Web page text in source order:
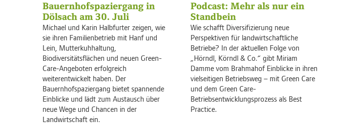
Bauernhofspaziergang in
Dölsach am 30. Juli
Michael und Karin Halbfurter zeigen, wie
sie ihren Familienbetrieb mit Hanf und
Lein, Mutterkuhhaltung,
Biodiversitätsflächen und neuen Green-
Care-Angeboten erfolgreich
weiterentwickelt haben. Der
Bauernhofspaziergang bietet spannende
Einblicke und lädt zum Austausch über
neue Wege und Chancen in der
Landwirtschaft ein.
Podcast: Mehr als nur ein
Standbein
Wie schafft Diversifizierung neue
Perspektiven für landwirtschaftliche
Betriebe? In der aktuellen Folge von
„Hörndl, Körndl & Co.“ gibt Miriam
Damme vom Brahmahof Einblicke in ihren
vielseitigen Betriebsweg – mit Green Care
und dem Green Care-
Betriebsentwicklungsprozess als Best
Practice.